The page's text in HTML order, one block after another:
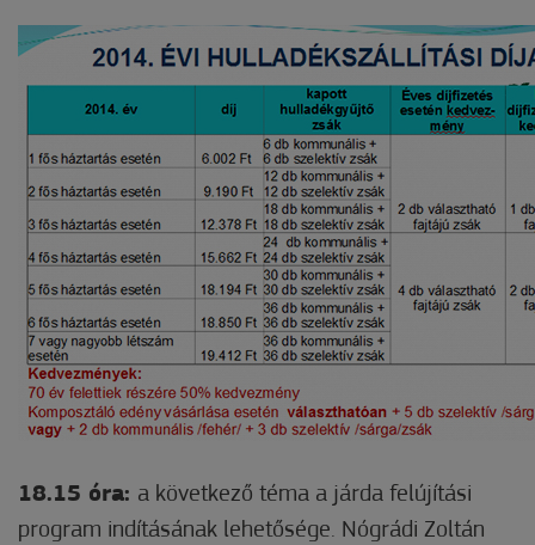
18.15 óra: a következő téma a járda felújítási
program indításának lehetősége. Nógrádi Zoltán